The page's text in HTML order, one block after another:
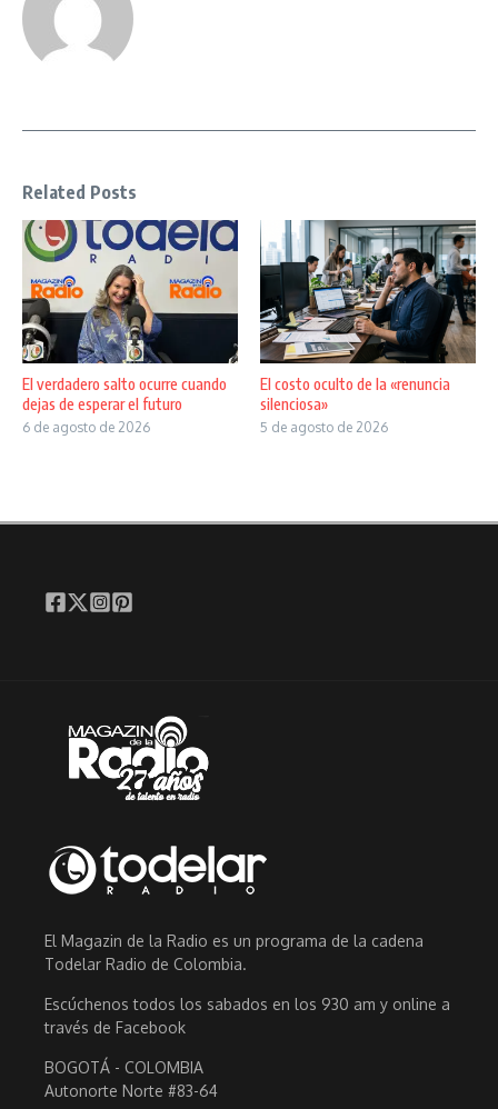
Related Posts
El verdadero salto ocurre cuando
dejas de esperar el futuro
6 de agosto de 2026
El costo oculto de la «renuncia
silenciosa»
5 de agosto de 2026
El Magazin de la Radio es un programa de la cadena
Todelar Radio de Colombia.
Escúchenos todos los sabados en los 930 am y online a
través de Facebook
BOGOTÁ - COLOMBIA
Autonorte Norte #83-64